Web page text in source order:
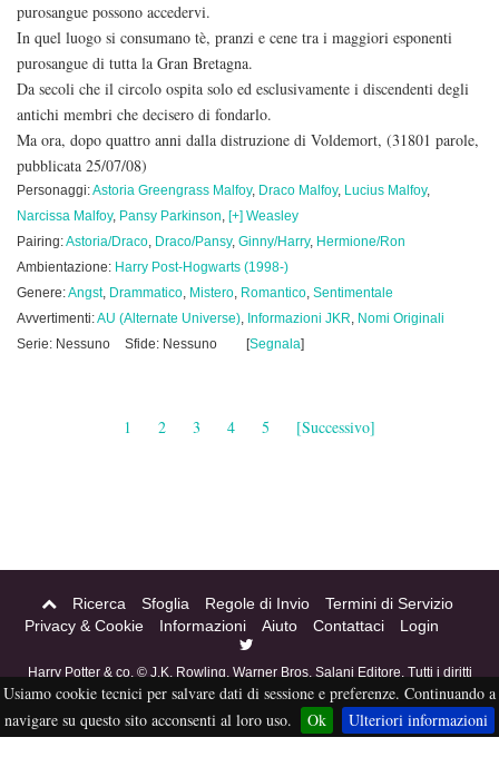
purosangue possono accedervi.
In quel luogo si consumano tè, pranzi e cene tra i maggiori esponenti
purosangue di tutta la Gran Bretagna.
Da secoli che il circolo ospita solo ed esclusivamente i discendenti degli
antichi membri che decisero di fondarlo.
Ma ora, dopo quattro anni dalla distruzione di Voldemort, (31801 parole,
pubblicata 25/07/08)
Personaggi:Astoria Greengrass Malfoy, Draco Malfoy, Lucius Malfoy,
Narcissa Malfoy, Pansy Parkinson, [+] Weasley
Pairing:Astoria/Draco, Draco/Pansy, Ginny/Harry, Hermione/Ron
Ambientazione: Harry Post-Hogwarts (1998-)
Genere:Angst, Drammatico, Mistero, Romantico, Sentimentale
Avvertimenti:AU (Alternate Universe), Informazioni JKR, Nomi Originali
Serie: Nessuno
Sfide: Nessuno [Segnala]
1 2 3 4 5 [Successivo]
Ricerca Sfoglia Regole di Invio
Termini di Servizio
Privacy & Cookie
Informazioni Aiuto Contattaci Login
Harry Potter & co. © J.K. Rowling, Warner Bros, Salani Editore. Tutti i diritti
riservati. Acciofanfiction © 2004-2016. Questo sito non è a scopo di lucro,
tutti i materiali in esso contenuti sono stati creati per puro divertimento, e
sono proprietà dei rispettivi autori, non pubblicabili altrove senza esplicito
Usiamo cookie tecnici per salvare dati di sessione e preferenze. Continuando a
navigare su questo sito acconsenti al loro uso.
Ok Ulteriori informazioni